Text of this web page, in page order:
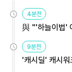
4분전
與 "'하늘이법'
9분전
'캐시딜' 캐시